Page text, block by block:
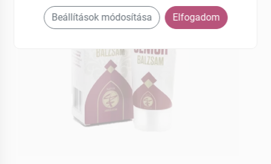
Beállítások módosítása Elfogadom